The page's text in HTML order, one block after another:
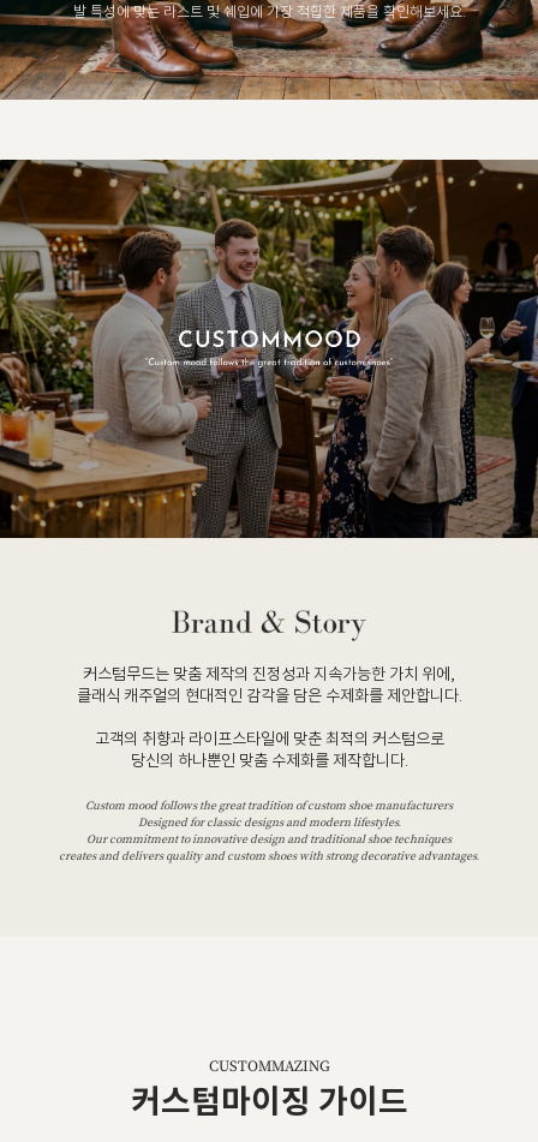
발 특성에 맞는 라스트 및 쉐입에 가장 적합한 제품을 확인해보세요.
커스텀무드는 맞춤 제작의 진정성과 지속가능한 가치 위에,
클래식 캐주얼의 현대적인 감각을 담은 수제화를 제안합니다.
고객의 취향과 라이프스타일에 맞춘 최적의 커스텀으로
당신의 하나뿐인 맞춤 수제화를 제작합니다.
Custom mood follows the great tradition of custom shoe manufacturers
Designed for classic designs and modern lifestyles.
Our commitment to innovative design and traditional shoe techniques
creates and delivers quality and custom shoes with strong decorative advantages.
CUSTOMMAZING
커스텀마이징 가이드